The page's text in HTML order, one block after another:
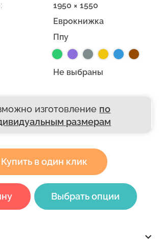
1950 × 1550
Еврокнижка
Ппу
Не выбраны
изготовление по
размерам
Купить в один клик
Выбрать опции